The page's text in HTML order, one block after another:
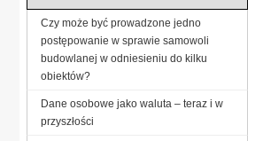
Czy może być prowadzone jedno
postępowanie w sprawie samowoli
budowlanej w odniesieniu do kilku
obiektów?
Dane osobowe jako waluta – teraz i w
przyszłości